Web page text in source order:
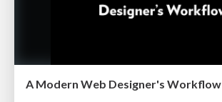
A Modern Web Designer's Workflow